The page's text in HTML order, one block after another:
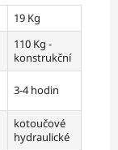
19 Kg
110 Kg -
konstrukční
3-4 hodin
kotoučové
hydraulické